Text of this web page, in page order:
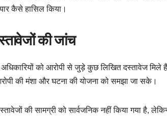
कैसे हासिल किया।
की जांच
को आरोपी से जुड़े कुछ लिखित दस्तावेज मिले
की मंशा और घटना की योजना को समझा जा सके।
की सामग्री को सार्वजनिक नहीं किया गया है,